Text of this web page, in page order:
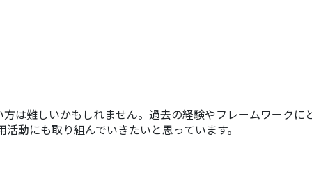
難しいかもしれません。過去の経験やフレームワーク
動にも取り組んでいきたいと思っています。